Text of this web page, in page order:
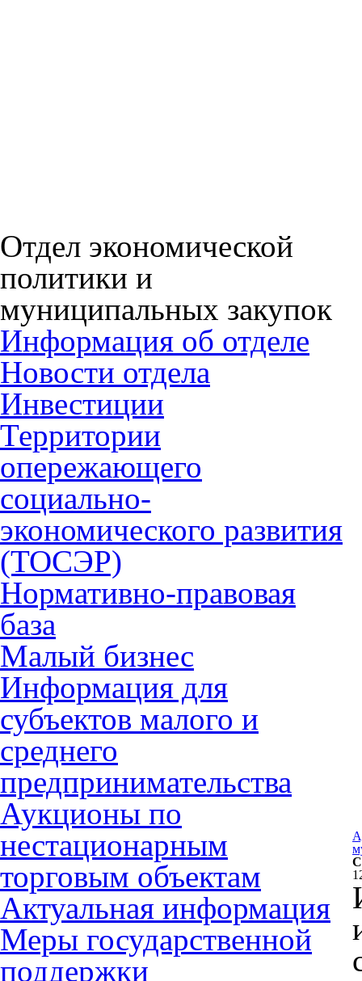
Отдел экономической
политики и
муниципальных закупок
Информация об отделе
Новости отдела
Инвестиции
Территории
опережающего
социально-
экономического развития
(ТОСЭР)
Нормативно-правовая
база
Малый бизнес
Информация для
субъектов малого и
среднего
предпринимательства
Аукционы по
нестационарным
торговым объектам
Актуальная информация
Меры государственной
поддержки